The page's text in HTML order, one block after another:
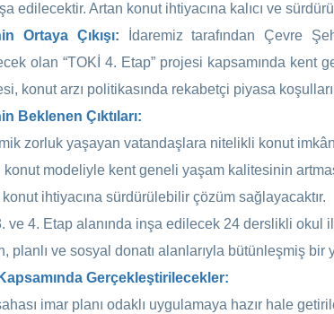
edilecektir. Artan konut ihtiyacına kalıcı ve
Ortaya Çıkışı:
İdaremiz tarafından Çevre
olan “TOKİ 4. Etap” projesi kapsamında kent
konut arzı politikasında rekabetçi piyasa
Beklenen Çıktıları:
zorluk yaşayan vatandaşlara nitelikli konut
konut modeliyle kent geneli yaşam kalitesinin
ihtiyacına sürdürülebilir çözüm sağlayacaktır.
ve 4. Etap alanında inşa edilecek 24 derslikli okul
planlı ve sosyal donatı alanlarıyla bütünleşmiş bir
Gerçekleştirilecekler:
imar planı odaklı uygulamaya hazır hale